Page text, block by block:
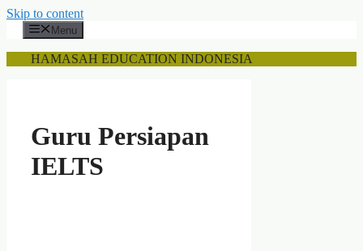
Skip to content
Menu
HAMASAH EDUCATION INDONESIA
Guru Persiapan
IELTS